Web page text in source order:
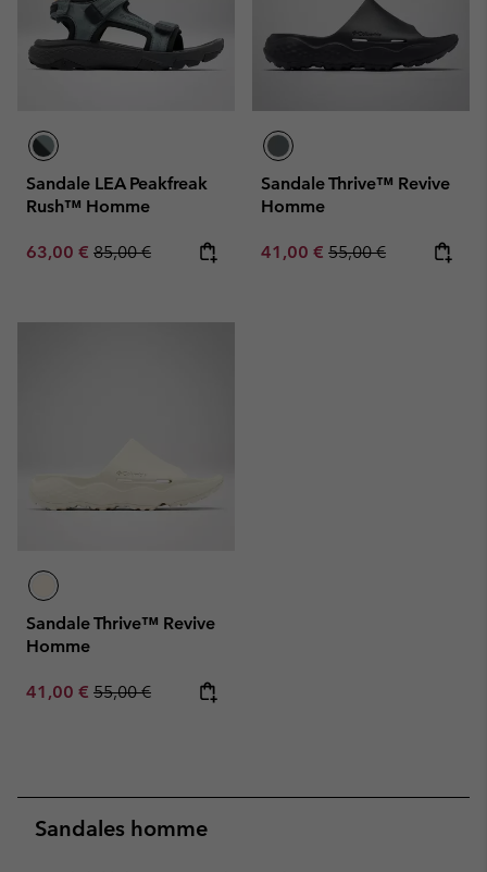
Sandale LEA Peakfreak
Rush™ Homme
Sale price:
63,00 € Regular price:
85,00 €
Sandale Thrive™ Revive
Homme
Sale price:
41,00 € Regular price:
55,00 €
Sandale Thrive™ Revive
Homme
Sale price:
41,00 € Regular price:
55,00 €
Sandales homme